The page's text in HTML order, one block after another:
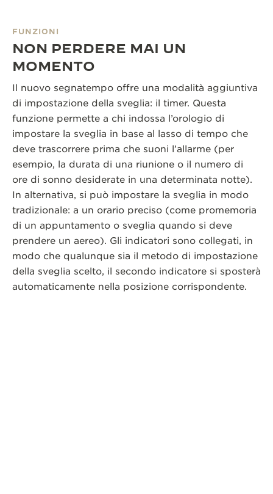
FUNZIONI
NON PERDERE MAI UN
MOMENTO
Il nuovo segnatempo offre una modalità aggiuntiva
di impostazione della sveglia: il timer. Questa
funzione permette a chi indossa l’orologio di
impostare la sveglia in base al lasso di tempo che
deve trascorrere prima che suoni l’allarme (per
esempio, la durata di una riunione o il numero di
ore di sonno desiderate in una determinata notte).
In alternativa, si può impostare la sveglia in modo
tradizionale: a un orario preciso (come promemoria
di un appuntamento o sveglia quando si deve
prendere un aereo). Gli indicatori sono collegati, in
modo che qualunque sia il metodo di impostazione
della sveglia scelto, il secondo indicatore si sposterà
automaticamente nella posizione corrispondente.